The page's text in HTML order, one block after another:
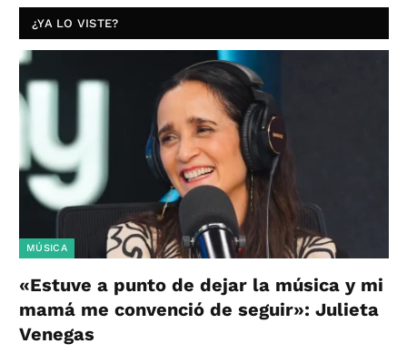
¿YA LO VISTE?
MÚSICA
«Estuve a punto de dejar la música y mi
mamá me convenció de seguir»: Julieta
Venegas